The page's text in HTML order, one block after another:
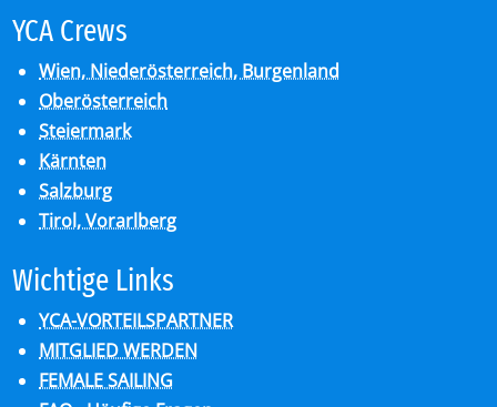
YCA Crews
Wien, Niederösterreich, Burgenland
Oberösterreich
Steiermark
Kärnten
Salzburg
Tirol, Vorarlberg
Wich­ti­ge Links
YCA-VORTEILSPARTNER
MITGLIED WERDEN
FEMALE SAILING